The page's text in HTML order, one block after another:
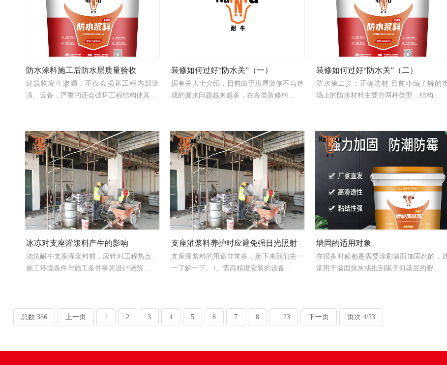
防水涂料施工后防水层质量验收
建筑物发生渗漏，不仅会损坏工程内部装
潢、设备，严重的还会破坏工程结构使其…
装修如何过好“防水关”（一）
据有关人士介绍，目前由于房屋装修不当造
成的漏水问题越来越多，在各类装修纠…
装修如何过好“防水关”（二）
防水第二步：正确选材 目前小编了解的
场上的防水材料主要分两种类型：结构…
冰冻对支座灌浆料产生的影响
浇筑耐牛支座灌浆料前，应针对工程热点、
施工环境条件与施工条件事先设计浇筑…
支座灌浆料养护时应避免强日光照射
支座灌浆料的用途非常多，接下来我们先一
一了解一下。1、需高精度安装的设备…
墙固的适用对象
在很多时候都是需要涂刷墙面加固剂的，
常用于墙面抹灰或批刮腻子前基层的密…
总数 366 上一页 1 2 3 4 5 6 7 8 ...23 下一页 页次 4/23